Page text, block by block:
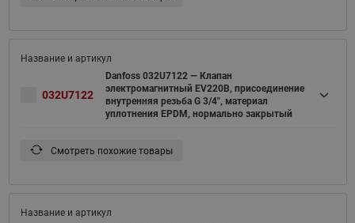
032U7122
Danfoss 032U7122 — Клапан
электромагнитный EV220B, присоединение
внутренняя резьба G 3/4", материал
уплотнения EPDM, нормально закрытый
Смотреть похожие товары